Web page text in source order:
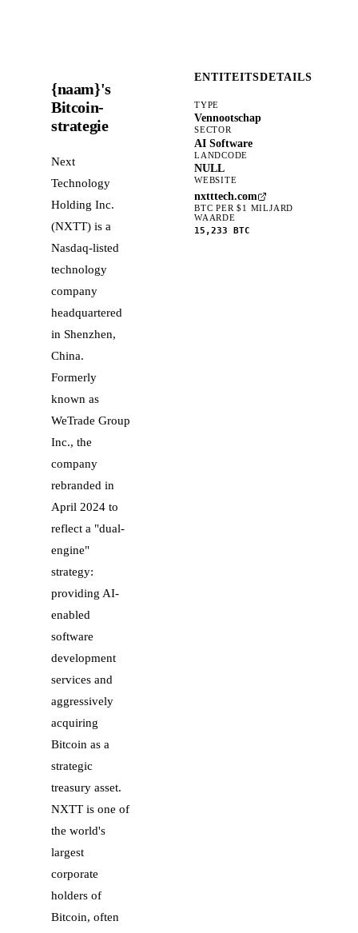
{naam}'s
Bitcoin-
strategie
Next
Technology
Holding Inc.
(NXTT) is a
Nasdaq-listed
technology
company
headquartered
in Shenzhen,
China.
Formerly
known as
WeTrade Group
Inc., the
company
rebranded in
April 2024 to
reflect a "dual-
engine"
strategy:
providing AI-
enabled
software
development
services and
aggressively
acquiring
Bitcoin as a
strategic
treasury asset.
NXTT is one of
the world's
largest
corporate
holders of
Bitcoin, often
ENTITEITSDETAILS
TYPE
Vennootschap
SECTOR
AI Software
LANDCODE
NULL
WEBSITE
nxtttech.com
BTC PER $1 MILJARD
WAARDE
15,233 BTC